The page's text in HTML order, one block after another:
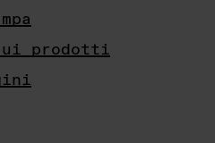
prodotti